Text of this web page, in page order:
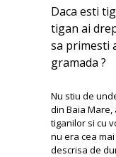
Daca esti
tigan ai
sa primesti
gramada ?
Nu stiu de
din Baia
tiganilor si cu
nu era cea
descrisa de